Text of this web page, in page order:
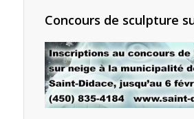
Concours de sculpture